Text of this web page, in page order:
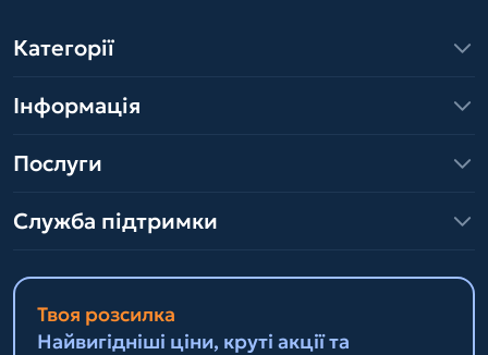
Категорії
Інформація
Послуги
Служба підтримки
Твоя розсилка
Найвигідніші ціни, круті акції та